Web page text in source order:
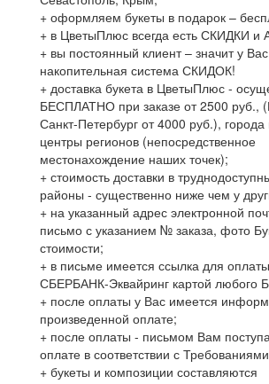
+ оформляем букеты в подарок –
+ в ЦветыПлюс всегда есть СКИДКИ и
+ вы постоянный клиент – значит у Вас
накопительная система СКИДОК!
+ доставка букета в ЦветыПлюс -
БЕСПЛАТНО при заказе от 2500 руб.,
Санкт-Петербург от 4000 руб.),
центры регионов (непосредственное
местонахождение наших точек);
+ стоимость доставки в
районы - существенно ниже чем у
+ на указанный адрес электронной
письмо с указанием № заказа, фото
стоимости;
+ в письме имеется ссылка для
СБЕРБАНК-Эквайринг картой любого
+ после оплаты у Вас имеется
произведенной оплате;
+ после оплаты - письмом Вам
оплате в соответствии с
+ букеты и композиции составляются